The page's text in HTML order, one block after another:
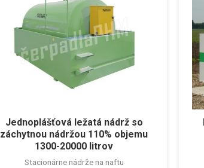
Jednoplášťová ležatá nádrž so
záchytnou nádržou 110% objemu
1300-20000 litrov
Stacionárne nádrže na naftu